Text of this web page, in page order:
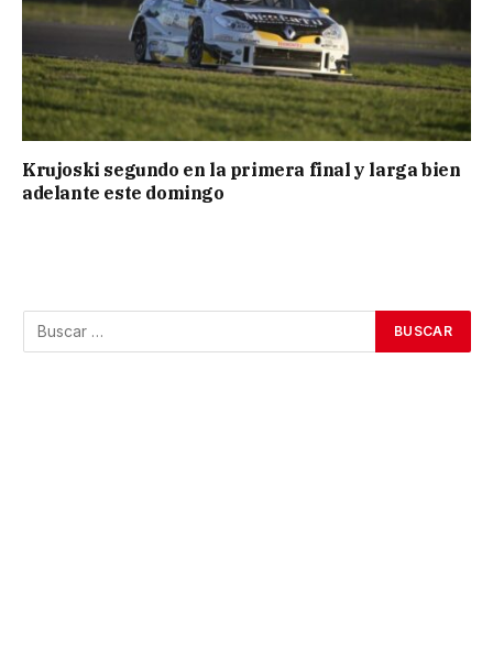
Krujoski segundo en la primera final y larga bien
adelante este domingo